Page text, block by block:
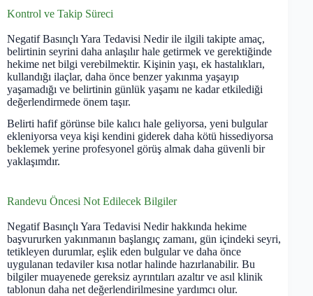
Kontrol ve Takip Süreci
Negatif Basınçlı Yara Tedavisi Nedir ile ilgili takipte amaç,
belirtinin seyrini daha anlaşılır hale getirmek ve gerektiğinde
hekime net bilgi verebilmektir. Kişinin yaşı, ek hastalıkları,
kullandığı ilaçlar, daha önce benzer yakınma yaşayıp
yaşamadığı ve belirtinin günlük yaşamı ne kadar etkilediği
değerlendirmede önem taşır.
Belirti hafif görünse bile kalıcı hale geliyorsa, yeni bulgular
ekleniyorsa veya kişi kendini giderek daha kötü hissediyorsa
beklemek yerine profesyonel görüş almak daha güvenli bir
yaklaşımdır.
Randevu Öncesi Not Edilecek Bilgiler
Negatif Basınçlı Yara Tedavisi Nedir hakkında hekime
başvururken yakınmanın başlangıç zamanı, gün içindeki seyri,
tetikleyen durumlar, eşlik eden bulgular ve daha önce
uygulanan tedaviler kısa notlar halinde hazırlanabilir. Bu
bilgiler muayenede gereksiz ayrıntıları azaltır ve asıl klinik
tablonun daha net değerlendirilmesine yardımcı olur.